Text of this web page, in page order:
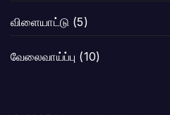
விளையாட்டு (5)
வேலைவாய்ப்பு (10)